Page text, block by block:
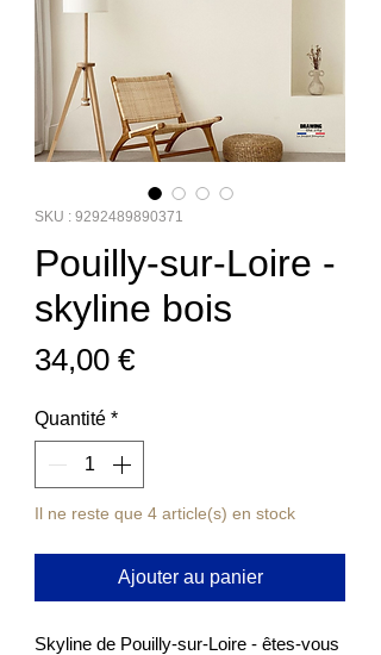
SKU : 9292489890371
Pouilly-sur-Loire -
skyline bois
34,00 €Prix
Quantité *
Il ne reste que 4 article(s) en stock
Ajouter au panier
Skyline de Pouilly-sur-Loire - êtes-vous